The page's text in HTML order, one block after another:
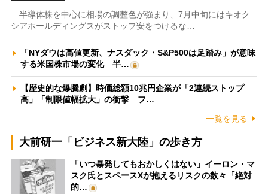
半導体株を中心に相場の調整色が強まり、7月中旬にはキオク
シアホールディングスがストップ安をつけるな…
「NYダウは高値更新、ナスダック・S&P500は足踏み」が意味
する米国株市場の変化 半…
【歴史的な爆騰劇】時価総額10兆円企業が「2連続ストップ
高」「制限値幅拡大」の衝撃 フ…
一覧を見る
大前研一「ビジネス新大陸」の歩き方
「いつ暴発してもおかしくはない」イーロン・マ
スク氏とスペースXが抱えるリスクの数々「絶対
的…